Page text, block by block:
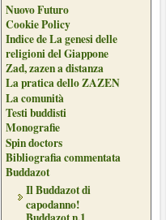
Nuovo Futuro
Cookie Policy
Indice de La genesi delle
religioni del Giappone
Zad, zazen a distanza
La pratica dello ZAZEN
La comunità
Testi buddisti
Monografie
Spin doctors
Bibliografia commentata
Buddazot
Il Buddazot di
capodanno!